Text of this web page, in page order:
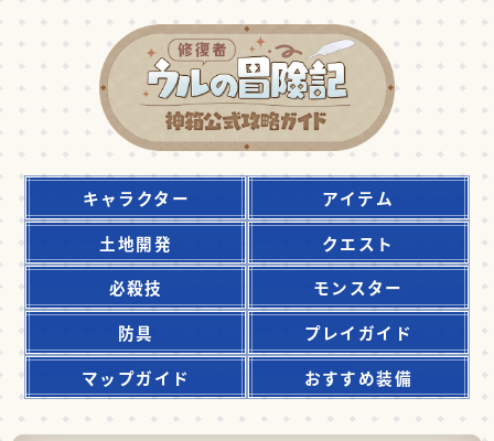
キャラクター
アイテム
土地開発
クエスト
必殺技
モンスター
防具
プレイガイド
マップガイド
おすすめ装備